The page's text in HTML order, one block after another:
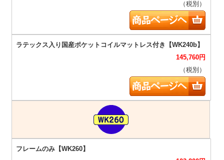
（税別）
145,760円
（税別）